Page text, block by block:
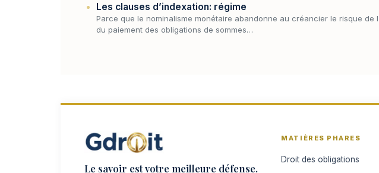
Les clauses d’indexation: régime
Parce que le nominalisme monétaire abandonne au créancier le risque
du paiement des obligations de sommes…
Le savoir est votre meilleure défense.
MATIÈRES PHARES
Droit des obligations